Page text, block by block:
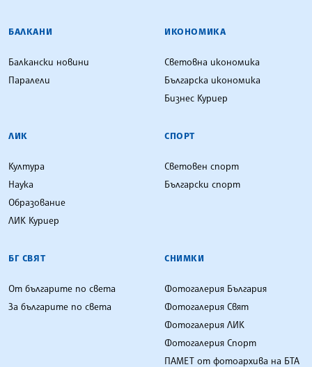
БАЛКАНИ
Балкански новини
Паралели
ИКОНОМИКА
Световна икономика
Българска икономика
Бизнес Куриер
ЛИК
Култура
Наука
Образование
ЛИК Куриер
СПОРТ
Световен спорт
Български спорт
БГ СВЯТ
От българите по света
За българите по света
СНИМКИ
Фотогалерия България
Фотогалерия Свят
Фотогалерия ЛИК
Фотогалерия Спорт
ПАМЕТ от фотоархива на БТА